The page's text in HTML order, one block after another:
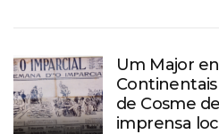
Um Major
Continentais
de Cosme
imprensa